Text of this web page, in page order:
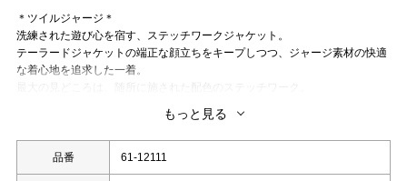
＊ツイルジャージ＊
洗練された遊び心を宿す、ステッチワークジャケット。
テーラードジャケットの端正な顔立ちをキープしつつ、ジャージ素材の快適
な着心地を追求した一着。
一見すると綾目の立った上質なツイルの質感。しかし、実はストレッチ性に
優れたジャージ素材のため、
腕の上げ下げや背中の突っ張り感がなく、一日中アクティブに過ごせます。
もっと見る
品番 61-12111